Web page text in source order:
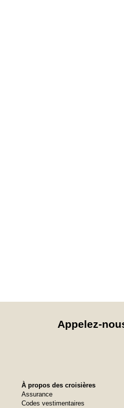
Appelez-
À propos des croisières
Assurance
Codes vestimentaires